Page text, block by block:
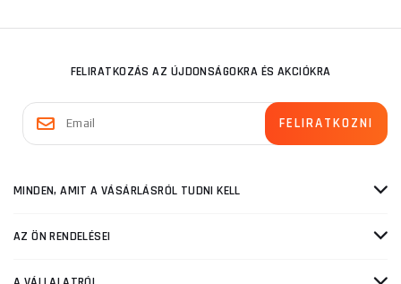
FELIRATKOZÁS AZ ÚJDONSÁGOKRA ÉS AKCIÓKRA
MINDEN, AMIT A VÁSÁRLÁSRÓL TUDNI KELL
AZ ÖN RENDELÉSEI